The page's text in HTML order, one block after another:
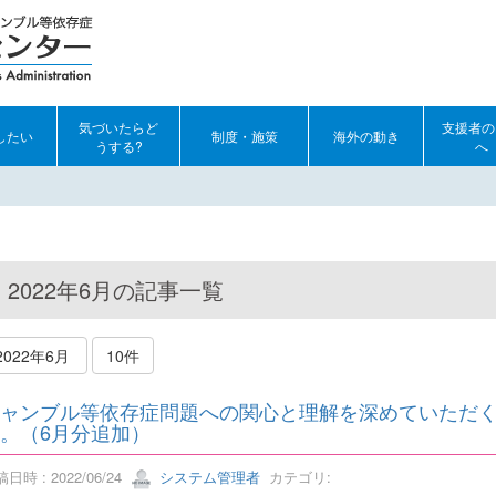
たい
気づいたらど
うする?
制度・施策 海外の動き
支援者
へ
2022年6月の記事一覧
年6月 10件
ンブル等依存症問題への関心と理解を深めていただ
（6月分追加）
日時 : 2022/06/24 システム管理者カテゴリ: